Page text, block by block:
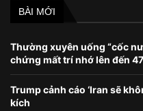
BÀI MỚI
Thường xuyên uống “cốc
chứng mất trí nhớ lên đến
Trump cảnh cáo ‘Iran sẽ
kích